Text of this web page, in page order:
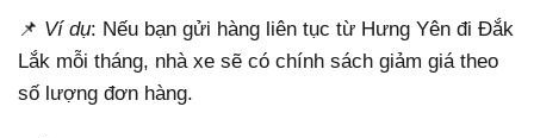
📌 Ví dụ: Nếu bạn gửi hàng liên tục từ Hưng Yên đi Đắk
Lắk mỗi tháng, nhà xe sẽ có chính sách giảm giá theo
số lượng đơn hàng.